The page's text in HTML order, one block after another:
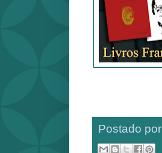
Postado por